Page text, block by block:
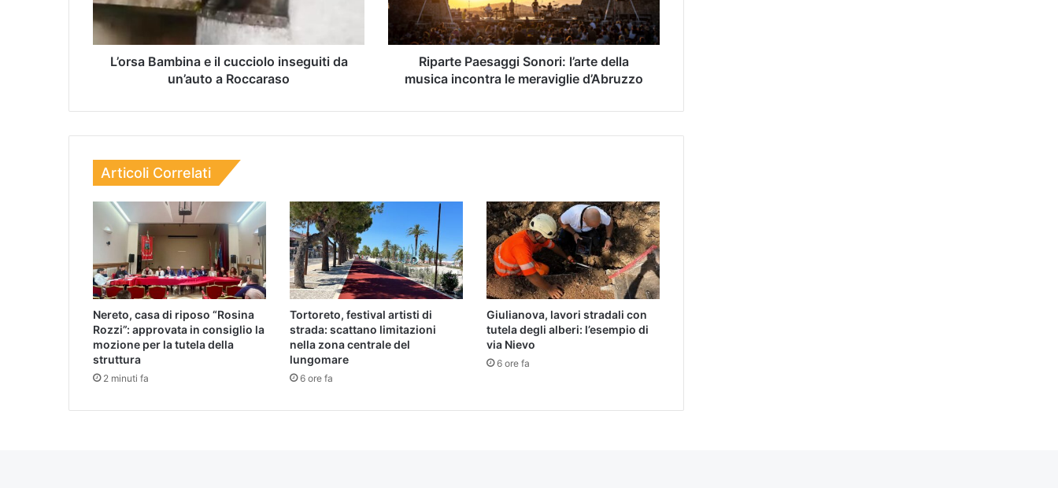
L’orsa Bambina e il cucciolo inseguiti da
un’auto a Roccaraso
Riparte Paesaggi Sonori: l’arte della
musica incontra le meraviglie d’Abruzzo
Articoli Correlati
Nereto, casa di riposo “Rosina
Rozzi”: approvata in consiglio la
mozione per la tutela della
struttura
2 minuti fa
Tortoreto, festival artisti di
strada: scattano limitazioni
nella zona centrale del
lungomare
6 ore fa
Giulianova, lavori stradali con
tutela degli alberi: l’esempio di
via Nievo
6 ore fa